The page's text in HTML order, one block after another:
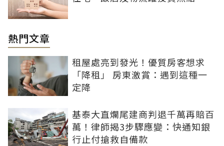
熱門文章
租屋處亮到發光！優質房客想求
「降租」 房東激賞：遇到這種一
定降
基泰大直爛尾建商判退千萬再賠百
萬！律師揭3步驟應變：快通知銀
行止付搶救自備款